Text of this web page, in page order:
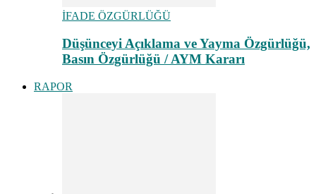
İFADE ÖZGÜRLÜĞÜ
Düşünceyi Açıklama ve Yayma Özgürlüğü,
Basın Özgürlüğü / AYM Kararı
RAPOR